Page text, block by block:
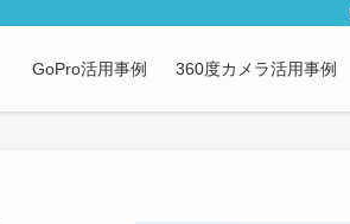
GoPro活用事例 360度カメラ活用事例